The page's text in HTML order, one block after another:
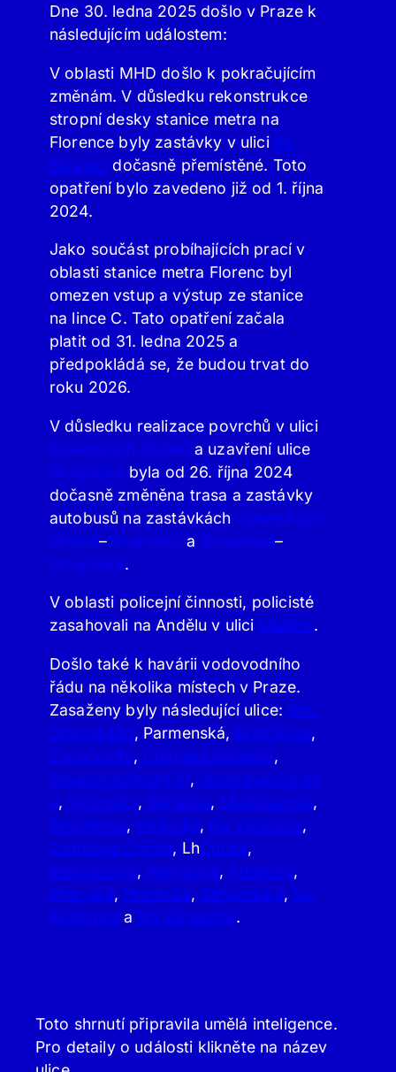
Dne 30. ledna 2025 došlo v Praze k
následujícím událostem:
V oblasti MHD došlo k pokračujícím
změnám. V důsledku rekonstrukce
stropní desky stanice metra na
Florence byly zastávky v ulici Ke
Štvanici dočasně přemístěné. Toto
opatření bylo zavedeno již od 1. října
2024.
Jako součást probíhajících prací v
oblasti stanice metra Florenc byl
omezen vstup a výstup ze stanice
na lince C. Tato opatření začala
platit od 31. ledna 2025 a
předpokládá se, že budou trvat do
roku 2026.
V důsledku realizace povrchů v ulici
Dukelských Hrdinů a uzavření ulice
Strojnické byla od 26. října 2024
dočasně změněna trasa a zastávky
autobusů na zastávkách Dukelských
Hrdinů–Strojnická a Strojnická–
Strojnická.
V oblasti policejní činnosti, policisté
zasahovali na Andělu v ulici Malého.
Došlo také k havárii vodovodního
řádu na několika místech v Praze.
Zasaženy byly následující ulice: Kpt.
Stránského, Parmenská, Brdičkova,
Zvoncovitá, Lipenské Náměstí,
Severovýchodní Vi, Severovýchodní
V, Východní, Dělnická, Mečislavova,
Brechtova, Holšická, Na Višňovce,
Ladislava Coňka, LhOtická,
Biskupcova, Hartigova, Preslova,
Bítovská, Hornická, Záhornická, Na
Kodymce a Na Klimentce.
Toto shrnutí připravila umělá inteligence.
Pro detaily o události klikněte na název